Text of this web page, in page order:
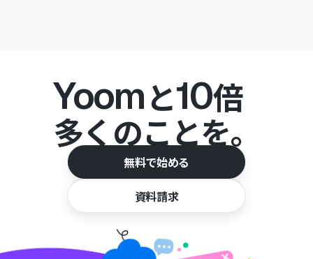
Yoomと10倍
多くのことを。
無料で始める
資料請求